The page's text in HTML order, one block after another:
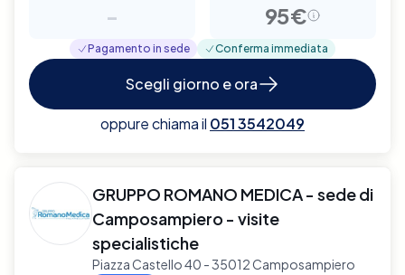
- 95€
Pagamento in sede Conferma immediata
Scegli giorno e ora
oppure chiama il 051 3542049
GRUPPO ROMANO MEDICA - sede di
Camposampiero - visite
specialistiche
Piazza Castello 40 - 35012 Camposampiero